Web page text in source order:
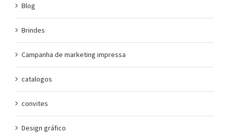
Blog
Brindes
Campanha de marketing impressa
catalogos
convites
Design gráfico